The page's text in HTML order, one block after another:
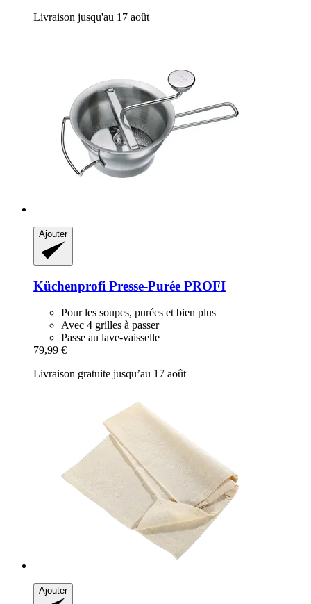
Livraison jusqu'au 17 août
Ajouter
Küchenprofi Presse-​Purée PROFI
Pour les soupes, purées et bien plus
Avec 4 grilles à passer
Passe au lave-vaisselle
79,99 €
Livraison gratuite jusqu’au 17 août
Ajouter